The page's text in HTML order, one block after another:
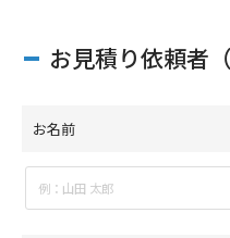
お見積り依頼者
お名前